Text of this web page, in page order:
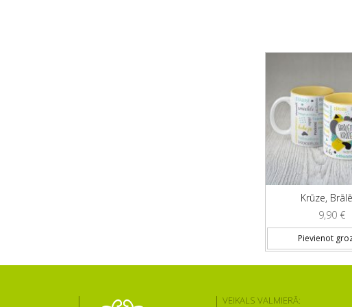
Krūze,
9,90 €
Pievienot
VEIKALS VALMIERĀ: